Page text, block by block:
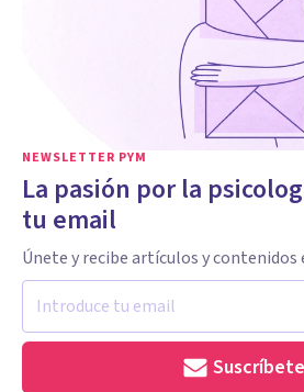
NEWSLETTER PYM
La pasión por la
tu email
Únete y recibe artículos y contenidos
Suscríbete